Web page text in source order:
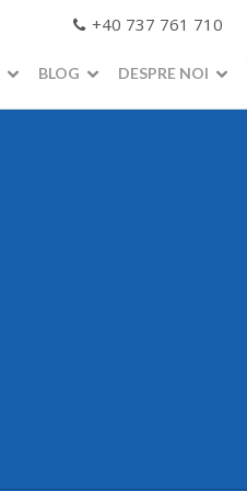
+40 737 761 710
BLOG DESPRE NOI